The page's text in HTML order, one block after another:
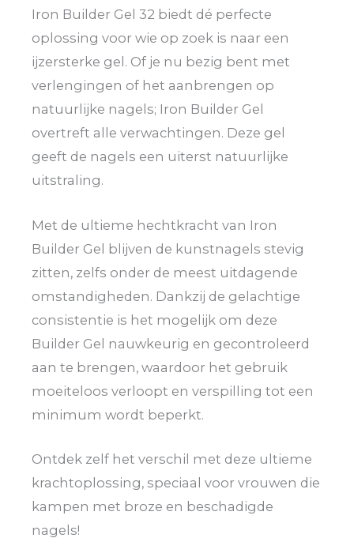
Iron Builder Gel 32 biedt dé perfecte
oplossing voor wie op zoek is naar een
ijzersterke gel. Of je nu bezig bent met
verlengingen of het aanbrengen op
natuurlijke nagels; Iron Builder Gel
overtreft alle verwachtingen. Deze gel
geeft de nagels een uiterst natuurlijke
uitstraling.
Met de ultieme hechtkracht van Iron
Builder Gel blijven de kunstnagels stevig
zitten, zelfs onder de meest uitdagende
omstandigheden. Dankzij de gelachtige
consistentie is het mogelijk om deze
Builder Gel nauwkeurig en gecontroleerd
aan te brengen, waardoor het gebruik
moeiteloos verloopt en verspilling tot een
minimum wordt beperkt.
Ontdek zelf het verschil met deze ultieme
krachtoplossing, speciaal voor vrouwen die
kampen met broze en beschadigde
nagels!